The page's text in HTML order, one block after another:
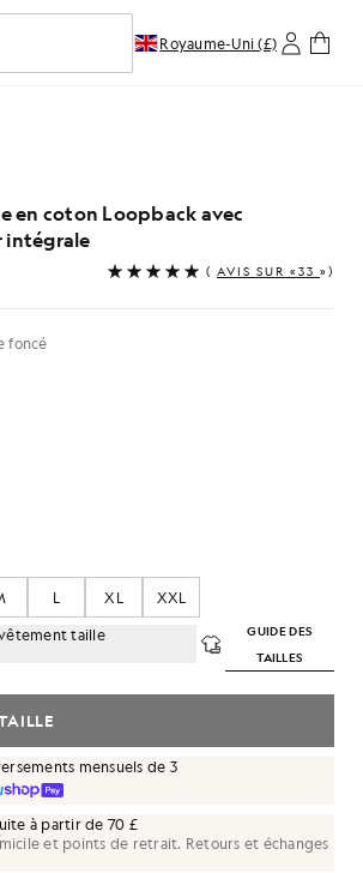
la recherche prédictive
Royaume-Uni (£)
couleur bleu marine foncé
en coton Loopback avec
intégrale
( AVIS SUR «33 »)
foncé
L XL
XXL
taille
GUIDE DES
TAILLES
mensuels de 3
à partir de 70 £
et points de retrait. Retours et échanges